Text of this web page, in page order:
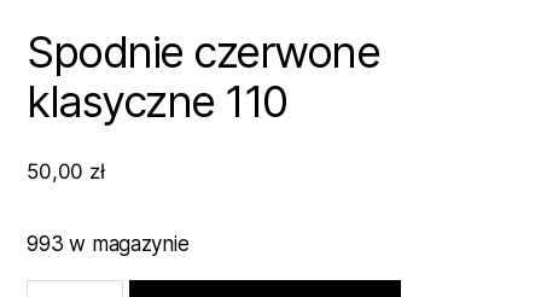
Spodnie czerwone
klasyczne 110
50,00 zł
993 w magazynie